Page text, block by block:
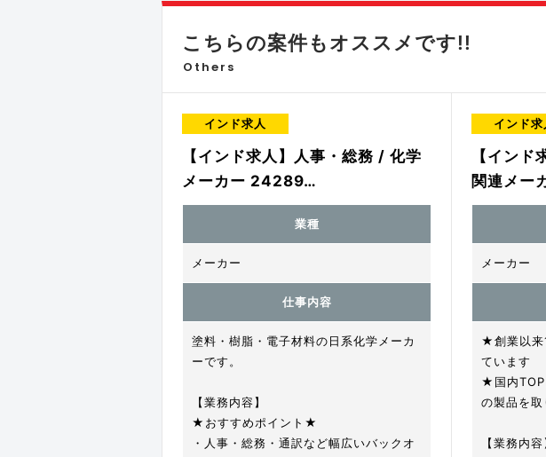
こちらの案件もオススメです!!
Others
インド求人
【インド求人】人事・総務 / 化学
メーカー 24289…
業種
メーカー
仕事内容
塗料・樹脂・電子材料の日系化学メーカ
ーです。
【業務内容】
★おすすめポイント★
・人事・総務・通訳など幅広いバックオ
インド求
【インド
関連メー
メーカー
★創業以来
ています
★国内TOP
の製品を
【業務内容